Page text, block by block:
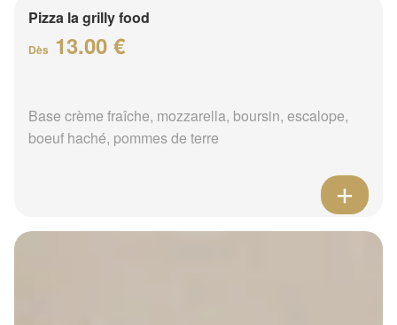
Pizza la grilly food
Dès 13.00 €
Base crème fraîche, mozzarella, boursin, escalope,
boeuf haché, pommes de terre